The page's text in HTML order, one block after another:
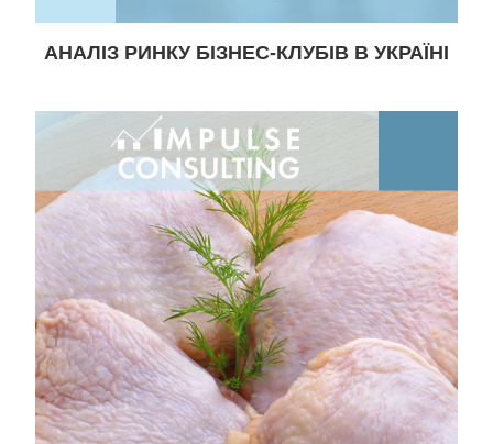
АНАЛІЗ РИНКУ БІЗНЕС-КЛУБІВ В УКРАЇНІ